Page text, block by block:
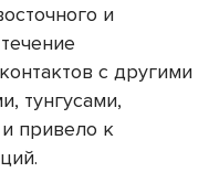
и
с другими
тунгусами,
привело к